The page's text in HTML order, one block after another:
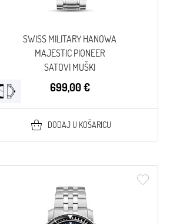
SWISS MILITARY HANOWA
MAJESTIC PIONEER
SATOVI MUŠKI
699,00 €
DODAJ U KOŠARICU